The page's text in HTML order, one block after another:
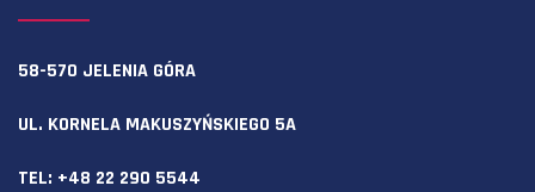
58-570 JELENIA GÓRA
UL. KORNELA MAKUSZYŃSKIEGO 5A
TEL: +48 22 290 5544